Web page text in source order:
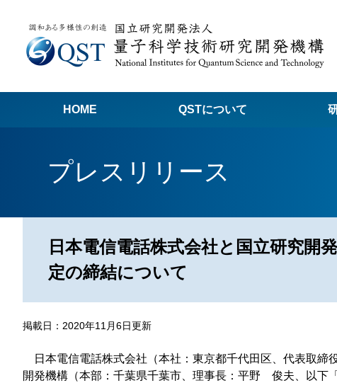
HOME QSTについて
公開事項
量子医
プレスリリース
日本電信電話株式会社と国立研究開
定の締結について
掲載日：2020年11月6日更新
日本電信電話株式会社（本社：東京都千代田区、代表取
開発機構（本部：千葉県千葉市、理事長：平野 俊夫、以下